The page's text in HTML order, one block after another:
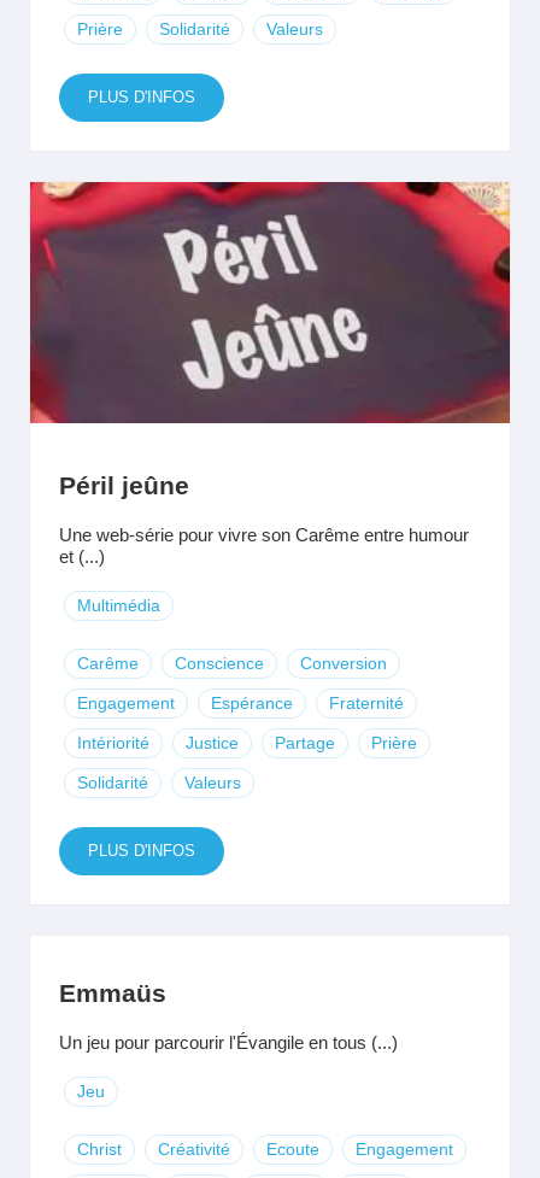
Prière Solidarité Valeurs
PLUS D'INFOS
Péril jeûne
Une web-série pour vivre son Carême entre humour
et (...)
Multimédia
Carême Conscience Conversion
Engagement Espérance Fraternité
Intériorité Justice Partage Prière
Solidarité Valeurs
PLUS D'INFOS
Emmaüs
Un jeu pour parcourir l'Évangile en tous (...)
Jeu
Christ Créativité Ecoute Engagement